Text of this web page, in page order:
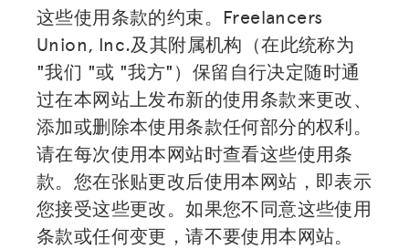
这些使用条款的约束。Freelancers
Union, Inc.及其附属机构（在此统称为
"我们 "或 "我方"）保留自行决定随时通
过在本网站上发布新的使用条款来更改、
添加或删除本使用条款任何部分的权利。
请在每次使用本网站时查看这些使用条
款。您在张贴更改后使用本网站，即表示
您接受这些更改。如果您不同意这些使用
条款或任何变更，请不要使用本网站。